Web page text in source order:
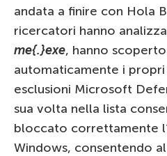
andata a finire con Hola
ricercatori hanno
me{.}exe, hanno
automaticamente i propri
esclusioni Microsoft
sua volta nella lista
bloccato correttamente
Windows, consentendo